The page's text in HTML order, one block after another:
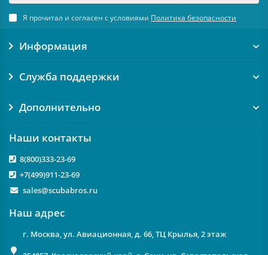
Я прочитал и согласен с условиями Политика безопасности
Информация
Служба поддержки
Дополнительно
Наши контакты
8(800)333-23-69
+7(499)911-23-69
sales@scubabros.ru
Наш адрес
г. Москва, ул. Авиационная, д. 66, ТЦ Крылья, 2 этаж